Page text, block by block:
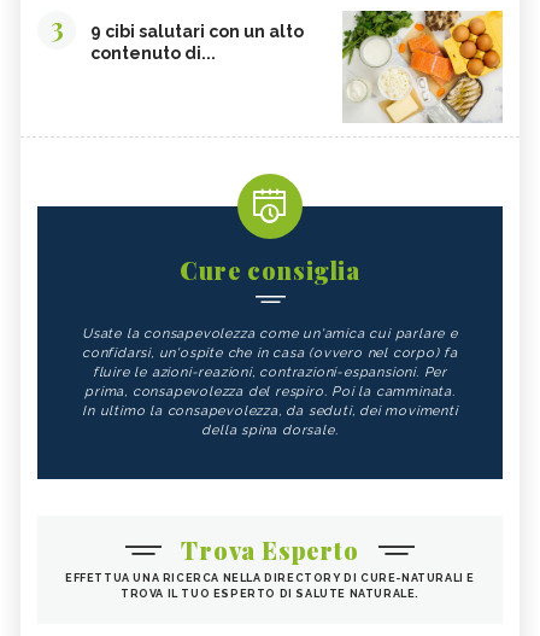
3
9 cibi salutari con un alto
contenuto di...
Cure consiglia
Usate la consapevolezza come un'amica cui parlare e
confidarsi, un'ospite che in casa (ovvero nel corpo) fa
fluire le azioni-reazioni, contrazioni-espansioni. Per
prima, consapevolezza del respiro. Poi la camminata.
In ultimo la consapevolezza, da seduti, dei movimenti
della spina dorsale.
Trova Esperto
EFFETTUA UNA RICERCA NELLA DIRECTORY DI CURE-NATURALI E
TROVA IL TUO ESPERTO DI SALUTE NATURALE.